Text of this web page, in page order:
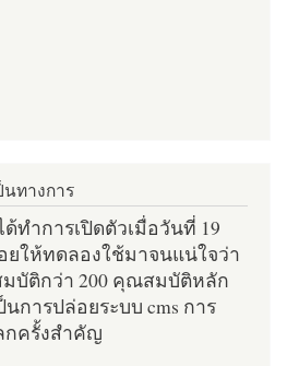
นทางการ
ด้ทำการเปิดตัวเมื่อวันที่ 19
ยให้ทดลองใช้มาจนแน่ใจว่า
บัติกว่า 200 คุณสมบัติหลัก
การปล่อยระบบ cms การ
กครั้งสำคัญ